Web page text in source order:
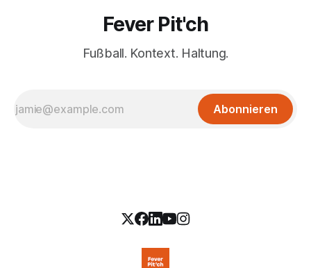
Fever Pit'ch
Fußball. Kontext. Haltung.
Abonnieren